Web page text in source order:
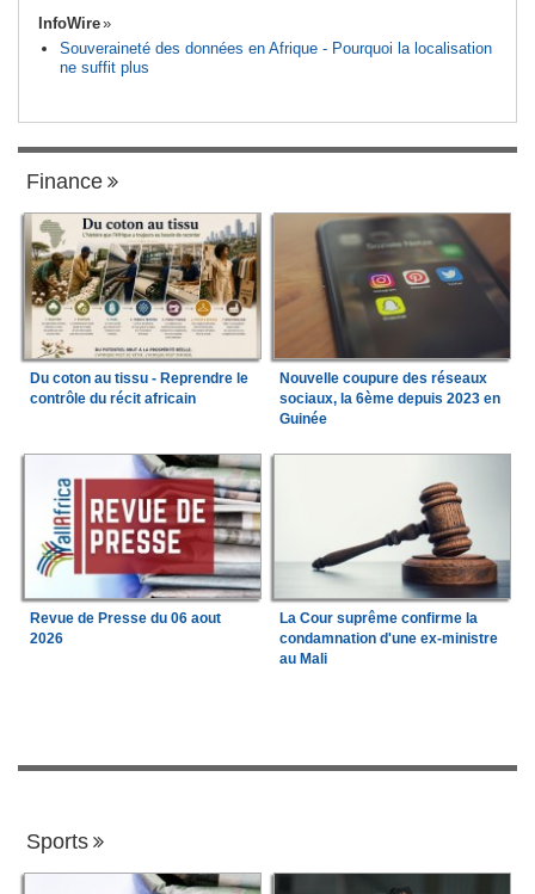
InfoWire
Souveraineté des données en Afrique - Pourquoi la localisation
ne suffit plus
Finance
Du coton au tissu - Reprendre le
contrôle du récit africain
Nouvelle coupure des réseaux
sociaux, la 6ème depuis 2023 en
Guinée
Revue de Presse du 06 aout
2026
La Cour suprême confirme la
condamnation d'une ex-ministre
au Mali
Sports